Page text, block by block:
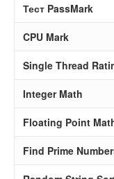
Тест PassMark
CPU Mark
Single Thread
Integer Math
Floating Point
Find Prime